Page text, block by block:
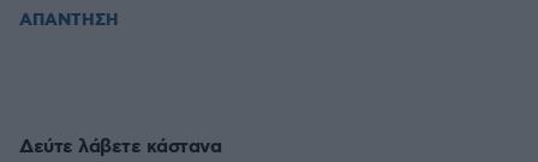
ΑΠΑΝΤΗΣΗ
Δεύτε λάβετε κάστανα